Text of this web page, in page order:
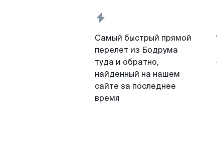
Самый быстрый прямой
перелет из Бодрума
туда и обратно,
найденный на нашем
сайте за последнее
время